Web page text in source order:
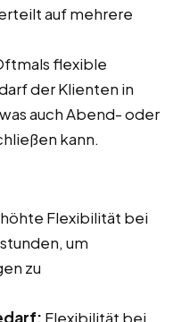
auf mehrere
flexible
der Klienten in
auch Abend- oder
kann.
Flexibilität bei
um
zu
Flexibilität bei